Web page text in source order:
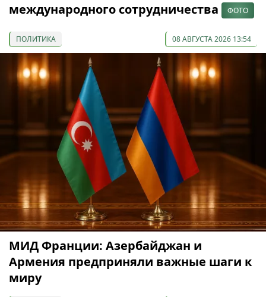
международного сотрудничества
ФОТО
ПОЛИТИКА 08 АВГУСТА 2026 13:54
МИД Франции: Азербайджан и
Армения предприняли важные шаги к
миру